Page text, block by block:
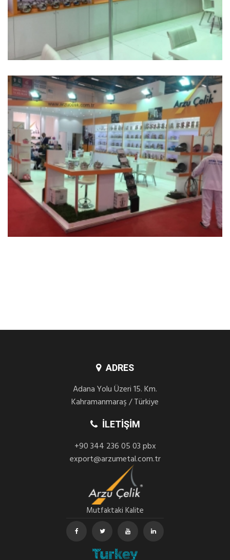
ADRES
Adana Yolu Üzeri 15. Km.
Kahramanmaraş / Türkiye
İLETIŞIM
+90 344 236 05 03 pbx
export@arzumetal.com.tr
Mutfaktaki Kalite